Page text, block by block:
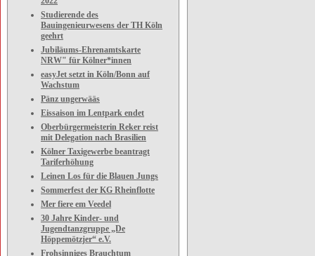
Studierende des
Bauingenieurwesens der TH Köln
geehrt
Jubiläums-Ehrenamtskarte
NRW" für Kölner*innen
easyJet setzt in Köln/Bonn auf
Wachstum
Pänz ungerwääs
Eissaison im Lentpark endet
Oberbürgermeisterin Reker reist
mit Delegation nach Brasilien
Kölner Taxigewerbe beantragt
Tariferhöhung
Leinen Los für die Blauen Jungs
Sommerfest der KG Rheinflotte
Mer fiere em Veedel
30 Jahre Kinder- und
Jugendtanzgruppe „De
Höppemötzjer“ e.V.
Frohsinniges Brauchtum